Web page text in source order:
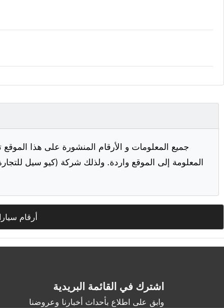
جميع المعلومات و الأرقام المنشورة على هذا
المعلومة إلى الموقع واردة. ولذلك شركة (كيو سيل
أرقام
اشترك في القائمة البريدية
وابق على اطلاع بأحداث أخبارنا وعروضنا